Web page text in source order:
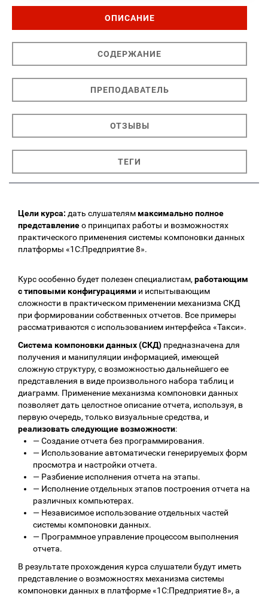
ОПИСАНИЕ
СОДЕРЖАНИЕ
ПРЕПОДАВАТЕЛЬ
ОТЗЫВЫ
ТЕГИ
Цели курса: дать слушателяммаксимально полное
представлениео принципах работы и возможностях
практического применения системы компоновки данных
платформы «1С:Предприятие 8».
Курс особенно будет полезен специалистам, работающим
с типовыми конфигурациями и испытывающим
сложности в практическом применении механизма СКД
при формировании собственных отчетов. Все примеры
рассматриваются с использованием интерфейса «Такси».
Система компоновки данных (СКД) предназначена для
получения и манипуляции информацией, имеющей
сложную структуру, с возможностью дальнейшего ее
представления в виде произвольного набора таблиц и
диаграмм. Применение механизма компоновки данных
позволяет дать целостное описание отчета, используя, в
первую очередь, только визуальные средства, и
реализовать следующие возможности:
—Создание отчета без программирования.
— Использование автоматически генерируемых форм
просмотра и настройки отчета.
— Разбиение исполнения отчета на этапы.
— Исполнение отдельных этапов построения отчета на
различных компьютерах.
— Независимое использование отдельных частей
системы компоновки данных.
— Программное управление процессом выполнения
отчета.
В результате прохождения курса слушатели будут иметь
представление о возможностях механизма системы
компоновки данных в платформе «1С:Предприятие 8», а